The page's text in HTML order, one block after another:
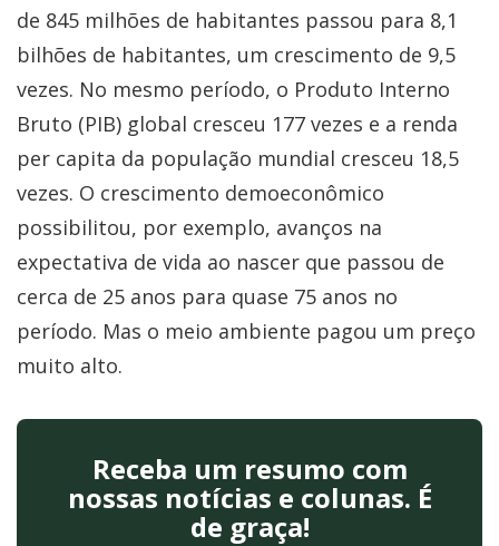
de 845 milhões de habitantes passou para 8,1
bilhões de habitantes, um crescimento de 9,5
vezes. No mesmo período, o Produto Interno
Bruto (PIB) global cresceu 177 vezes e a renda
per capita da população mundial cresceu 18,5
vezes. O crescimento demoeconômico
possibilitou, por exemplo, avanços na
expectativa de vida ao nascer que passou de
cerca de 25 anos para quase 75 anos no
período. Mas o meio ambiente pagou um preço
muito alto.
Receba um resumo com
nossas notícias e colunas. É
de graça!